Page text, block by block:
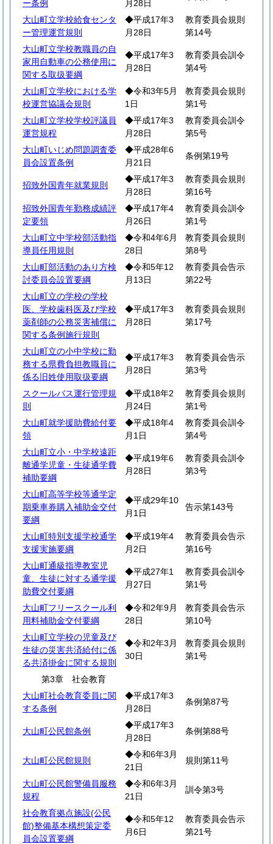
ー条例 月28日
大山町立学校給食センタ
ー管理運営規則
◆平成17年3
月28日
教育委員会規則
第14号
大山町立学校教職員の自
家用自動車の公務使用に
関する取扱要綱
◆平成17年3
月28日
教育委員会訓令
第4号
大山町立学校における学
校運営協議会規則
◆令和3年5月
1日
教育委員会規則
第1号
大山町立学校学校評議員
運営規程
◆平成17年3
月28日
教育委員会訓令
第5号
大山町いじめ問題調査委
員会設置条例
◆平成28年6
月21日
条例第19号
招致外国青年就業規則
◆平成17年3
月28日
教育委員会規則
第16号
招致外国青年勤務成績評
定要領
◆平成17年4
月26日
教育委員会訓令
第1号
大山町立中学校部活動指
導員任用規則
◆令和4年6月
28日
教育委員会規則
第8号
大山町部活動のあり方検
討委員会設置要綱
◆令和5年12
月13日
教育委員会告示
第22号
大山町立の学校の学校
医、学校歯科医及び学校
薬剤師の公務災害補償に
関する条例施行規則
◆平成17年3
月28日
教育委員会規則
第17号
大山町立の小中学校に勤
務する県費負担教職員に
係る旧姓使用取扱要綱
◆平成17年3
月28日
教育委員会告示
第3号
スクールバス運行管理規
則
◆平成18年2
月24日
教育委員会規則
第1号
大山町就学援助費給付要
領
◆平成18年4
月1日
教育委員会訓令
第4号
大山町立小・中学校遠距
離通学児童・生徒通学費
補助要綱
◆平成19年6
月28日
教育委員会訓令
第3号
大山町高等学校等通学定
期乗車券購入補助金交付
要綱
◆平成29年10
月1日
告示第143号
大山町特別支援学校通学
支援実施要綱
◆平成19年4
月2日
教育委員会告示
第16号
大山町通級指導教室児
童、生徒に対する通学援
助費交付要綱
◆平成27年1
月27日
教育委員会訓令
第1号
大山町フリースクール利
用料補助金交付要綱
◆令和2年9月
28日
教育委員会告示
第10号
大山町立学校の児童及び
生徒の災害共済給付に係
る共済掛金に関する規則
◆令和2年3月
30日
教育委員会規則
第1号
第3章 社会教育
大山町社会教育委員に関
する条例
◆平成17年3
月28日
条例第87号
大山町公民館条例
◆平成17年3
月28日
条例第88号
大山町公民館規則
◆令和6年3月
21日
規則第11号
大山町公民館警備員服務
規程
◆令和6年3月
21日
訓令第3号
社会教育拠点施設(公民
館)整備基本構想策定委
員会設置要綱
◆令和5年12
月6日
教育委員会告示
第21号